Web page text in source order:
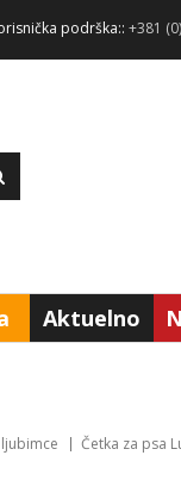
podrška:: +381
Aktuelno
Četka za psa